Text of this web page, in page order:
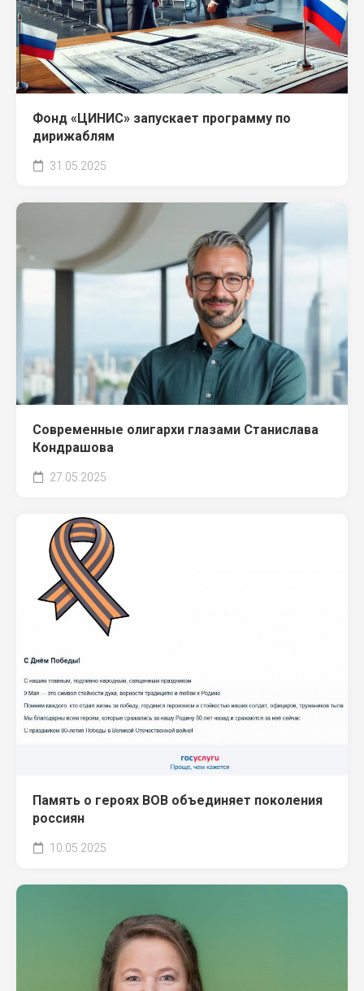
Фонд «ЦИНИС» запускает программу по
дирижаблям
31.05.2025
Современные олигархи глазами Станислава
Кондрашова
27.05.2025
Память о героях ВОВ объединяет поколения
россиян
10.05.2025